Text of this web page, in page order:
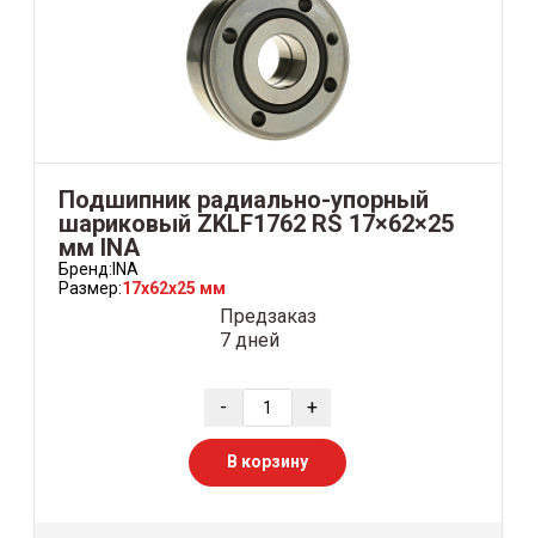
Подшипник радиально-упорный
шариковый ZKLF1762 RS 17×62×25
мм INA
Бренд: INA
Размер:17x62x25 мм
Предзаказ
7 дней
- +
В корзину